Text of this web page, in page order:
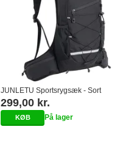
JUNLETU Sportsrygsæk - Sort
299,00 kr.
På lager